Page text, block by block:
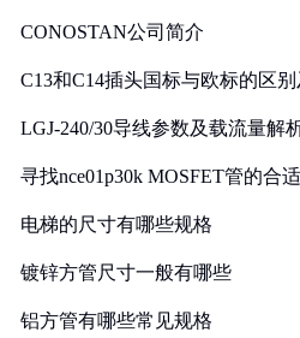
CONOSTAN公司简介
C13和C14插头国标与欧标的区
LGJ-240/30导线参数及载流量解
寻找nce01p30k MOSFET管的合
电梯的尺寸有哪些规格
镀锌方管尺寸一般有哪些
铝方管有哪些常见规格